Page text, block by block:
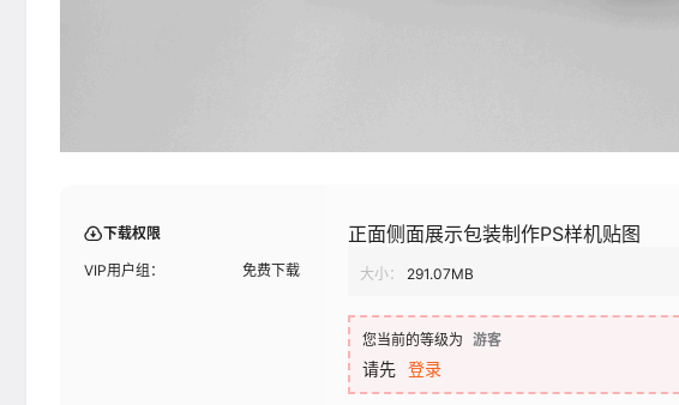
下载权限
VIP用户组： 免费下载
正面侧面展示包装制作PS样机贴图
大小： 291.07MB
您当前的等级为 游客
请先 登录